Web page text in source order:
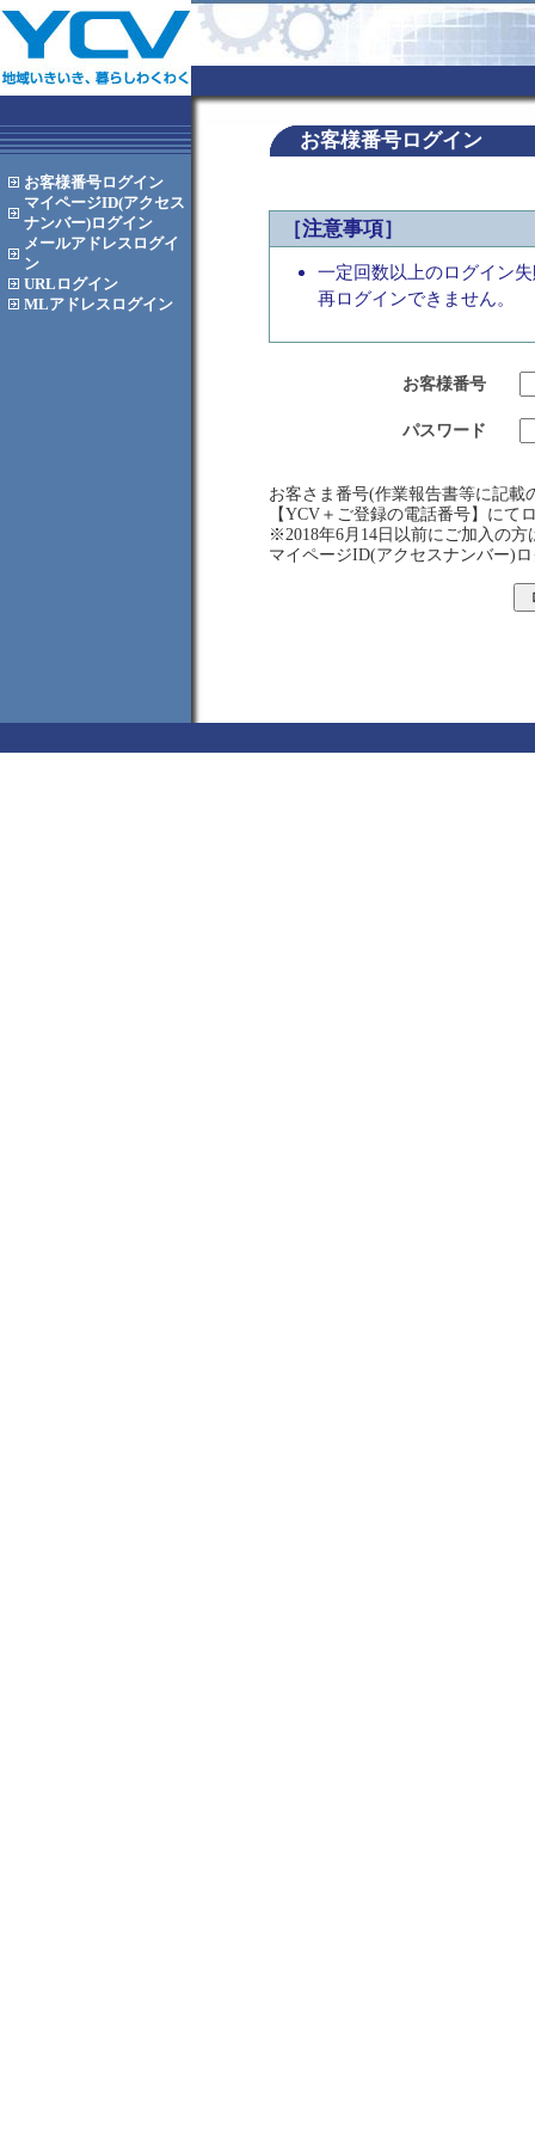
お客様番号ログイン
マイページID(アクセス
ナンバー)ログイン
メールアドレス ログイ
ン
URL ログイン
MLアドレス ログイン
お客様番号ログイン
［注意事項］
一定回数以上のログイン
再ログインできません。
お客様番号
パスワード
お客さま番号(作業報告書等に記載
【YCV＋ご登録の電話番号】にて
※2018年6月14日以前にご加入の
マイページID(アクセスナンバー)